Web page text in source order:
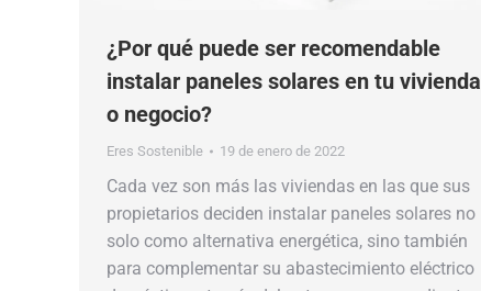
¿Por qué puede ser recomendable
instalar paneles solares en tu vivienda
o negocio?
Eres Sostenible 19 de enero de 2022
Cada vez son más las viviendas en las que sus
propietarios deciden instalar paneles solares no
solo como alternativa energética, sino también
para complementar su abastecimiento eléctrico